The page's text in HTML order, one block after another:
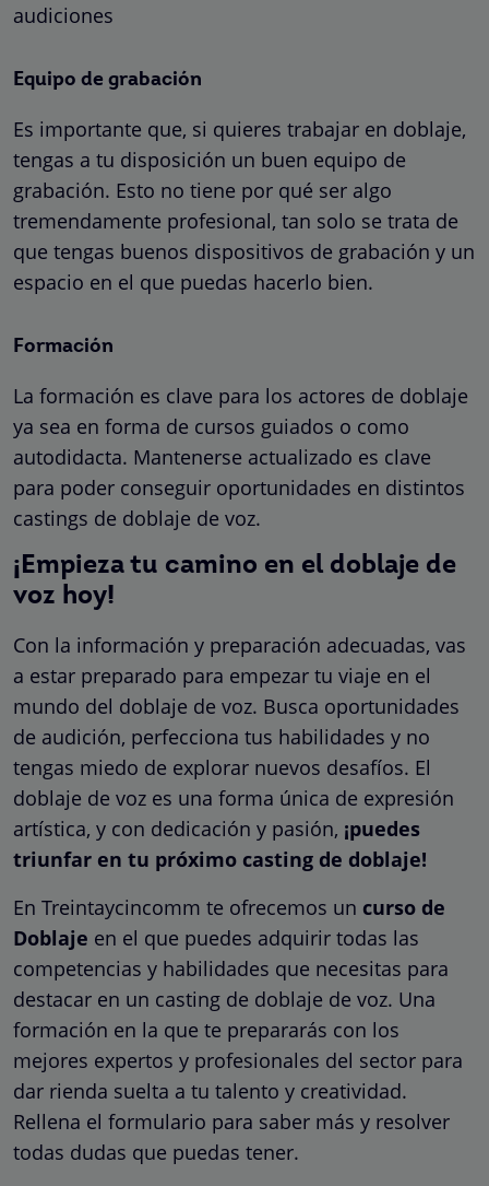
audiciones
Equipo de grabación
Es importante que, si quieres trabajar en doblaje,
tengas a tu disposición un buen equipo de
grabación. Esto no tiene por qué ser algo
tremendamente profesional, tan solo se trata de
que tengas buenos dispositivos de grabación y un
espacio en el que puedas hacerlo bien.
Formación
La formación es clave para los actores de doblaje
ya sea en forma de cursos guiados o como
autodidacta. Mantenerse actualizado es clave
para poder conseguir oportunidades en distintos
castings de doblaje de voz.
¡Empieza tu camino en el doblaje de
voz hoy!
Con la información y preparación adecuadas, vas
a estar preparado para empezar tu viaje en el
mundo del doblaje de voz. Busca oportunidades
de audición, perfecciona tus habilidades y no
tengas miedo de explorar nuevos desafíos. El
doblaje de voz es una forma única de expresión
artística, y con dedicación y pasión, ¡puedes
triunfar en tu próximo casting de doblaje!
En Treintaycincomm te ofrecemos un curso de
Doblaje en el que puedes adquirir todas las
competencias y habilidades que necesitas para
destacar en un casting de doblaje de voz. Una
formación en la que te prepararás con los
mejores expertos y profesionales del sector para
dar rienda suelta a tu talento y creatividad.
Rellena el formulario para saber más y resolver
todas dudas que puedas tener.